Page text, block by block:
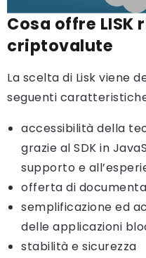
Cosa offre
criptovalute
La scelta di Lisk viene
seguenti
accessibilità della
grazie al SDK in
supporto e
offerta di
semplificazione ed
delle applicazioni
stabilità e sicurezza